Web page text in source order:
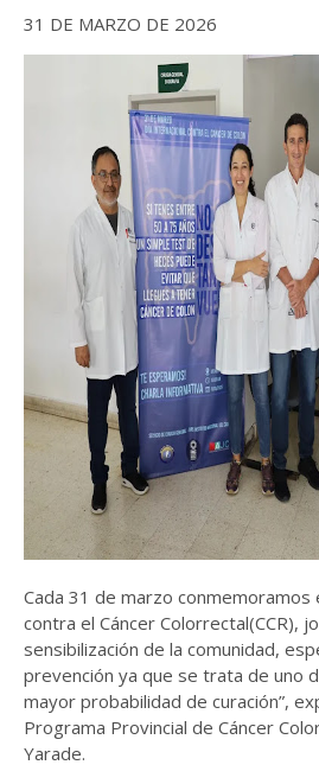
31 DE MARZO DE 2026
Cada 31 de marzo conmemoramos
contra el Cáncer Colorrectal(CCR),
sensibilización de la comunidad,
prevención ya que se trata de uno
mayor probabilidad de curación”,
Programa Provincial de Cáncer
Yarade.